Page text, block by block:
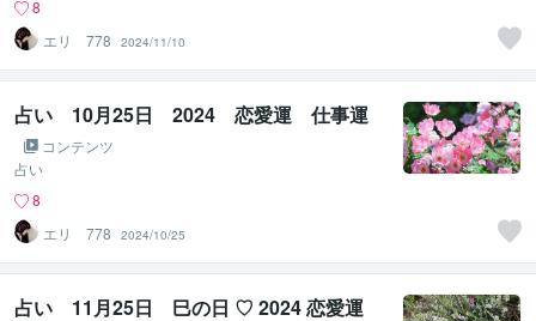
8
エリ 778
2024/11/10
占い 10月25日 2024 恋愛運 仕事運
コンテンツ
占い
8
エリ 778
2024/10/25
占い 11月25日 巳の日 ♡ 2024 恋愛運